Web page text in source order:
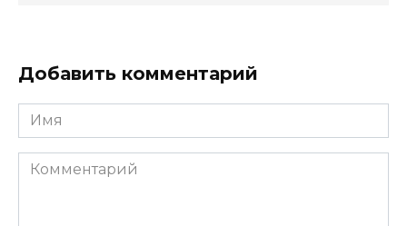
Добавить комментарий
Имя
Комментарий